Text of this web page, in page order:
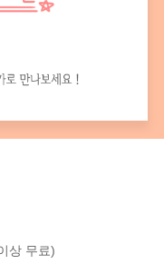
상 무료)